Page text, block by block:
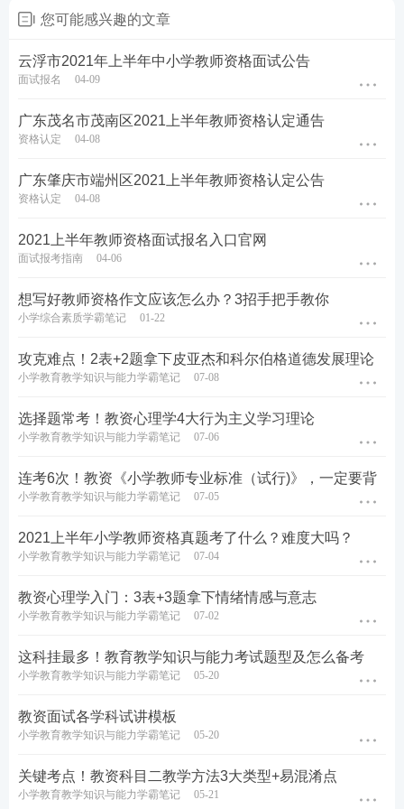
您可能感兴趣的文章
云浮市2021年上半年中小学教师资格面试公告
面试报名 04-09
广东茂名市茂南区2021上半年教师资格认定通告
资格认定 04-08
广东肇庆市端州区2021上半年教师资格认定公告
资格认定 04-08
2021上半年教师资格面试报名入口官网
面试报考指南 04-06
想写好教师资格作文应该怎么办？3招手把手教你
小学综合素质学霸笔记 01-22
攻克难点！2表+2题拿下皮亚杰和科尔伯格道德发展理论
小学教育教学知识与能力学霸笔记 07-08
选择题常考！教资心理学4大行为主义学习理论
小学教育教学知识与能力学霸笔记 07-06
连考6次！教资《小学教师专业标准（试行)》，一定要背
小学教育教学知识与能力学霸笔记 07-05
2021上半年小学教师资格真题考了什么？难度大吗？
小学教育教学知识与能力学霸笔记 07-04
教资心理学入门：3表+3题拿下情绪情感与意志
小学教育教学知识与能力学霸笔记 07-02
这科挂最多！教育教学知识与能力考试题型及怎么备考
小学教育教学知识与能力学霸笔记 05-20
教资面试各学科试讲模板
小学教育教学知识与能力学霸笔记 05-20
关键考点！教资科目二教学方法3大类型+易混淆点
小学教育教学知识与能力学霸笔记 05-21